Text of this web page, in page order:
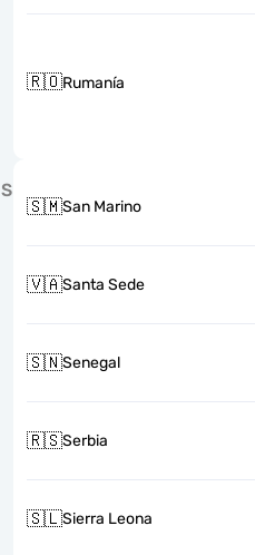
🇷🇴Rumanía
S
🇸🇲San Marino
🇻🇦Santa Sede
🇸🇳Senegal
🇷🇸Serbia
🇸🇱Sierra Leona